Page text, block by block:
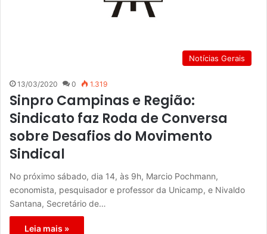
Notícias Gerais
13/03/2020 0 1.319
Sinpro Campinas e Região:
Sindicato faz Roda de Conversa
sobre Desafios do Movimento
Sindical
No próximo sábado, dia 14, às 9h, Marcio Pochmann,
economista, pesquisador e professor da Unicamp, e Nivaldo
Santana, Secretário de…
Leia mais »